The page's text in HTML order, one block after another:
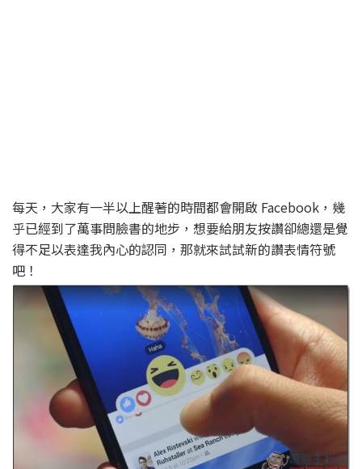
每天，大家有一半以上醒著的時間都會開啟 Facebook，幾
乎已經到了萬事問臉書的地步，想要給朋友按讚卻總還是覺
得不足以表達我內心的認同，那就來試試新的讚表情符號
吧！